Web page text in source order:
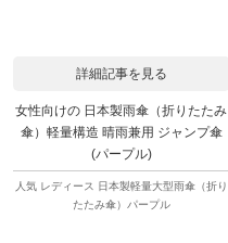
詳細記事を見る
女性向けの 日本製雨傘（折りたたみ
傘）軽量構造 晴雨兼用 ジャンプ傘
(パープル)
人気 レディース 日本製軽量大型雨傘（折り
たたみ傘）パープル